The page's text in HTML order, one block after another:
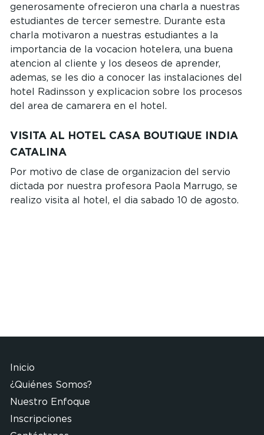
generosamente ofrecieron una charla a nuestras
estudiantes de tercer semestre. Durante esta
charla motivaron a nuestras estudiantes a la
importancia de la vocacion hotelera, una buena
atencion al cliente y los deseos de aprender,
ademas, se les dio a conocer las instalaciones del
hotel Radinsson y explicacion sobre los procesos
del area de camarera en el hotel.
VISITA AL HOTEL CASA BOUTIQUE INDIA
CATALINA
Por motivo de clase de organizacion del servio
dictada por nuestra profesora Paola Marrugo, se
realizo visita al hotel, el dia sabado 10 de agosto.
Inicio
¿Quiénes Somos?
Nuestro Enfoque
Inscripciones